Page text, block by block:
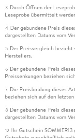
3 Durch Öffnen der
Leseprobe übermittelt
4 Der gebundene Preis
dargestellten Datums vom
5 Der Preisvergleich bezieht
Herstellers.
6 Der gebundene Preis
Preissenkungen beziehen
7 Die Preisbindung dieses
beziehen sich auf den
8 Der gebundene Preis
dargestellten Datums vom
12 Ihr Gutschein